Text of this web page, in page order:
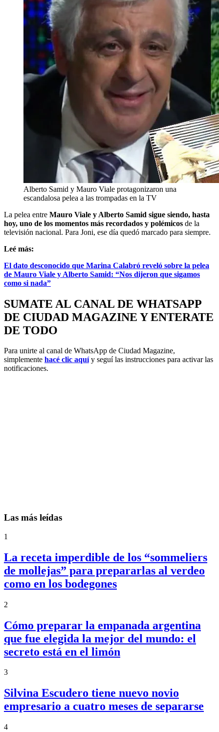
Alberto Samid y Mauro Viale protagonizaron una
escandalosa pelea a las trompadas en la TV
La pelea entre Mauro Viale y Alberto Samid sigue siendo, hasta
hoy, uno de los momentos más recordados y polémicos de la
televisión nacional. Para Joni, ese día quedó marcado para siempre.
Leé más:
El dato desconocido que Marina Calabró reveló sobre la pelea
de Mauro Viale y Alberto Samid: “Nos dijeron que sigamos
como si nada”
SUMATE AL CANAL DE WHATSAPP
DE CIUDAD MAGAZINE Y ENTERATE
DE TODO
Para unirte al canal de WhatsApp de Ciudad Magazine,
simplemente hacé clic aquíy seguí las instrucciones para activar las
notificaciones.
Las más leídas
1
La receta imperdible de los “sommeliers
de mollejas” para prepararlas al verdeo
como en los bodegones
2
Cómo preparar la empanada argentina
que fue elegida la mejor del mundo: el
secreto está en el limón
3
Silvina Escudero tiene nuevo novio
empresario a cuatro meses de separarse
4